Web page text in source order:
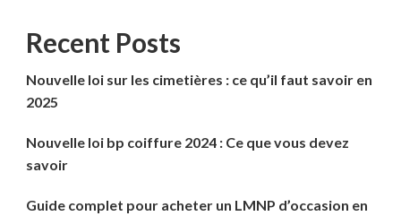
Recent Posts
Nouvelle loi sur les cimetières : ce qu’il faut savoir en
2025
Nouvelle loi bp coiffure 2024 : Ce que vous devez
savoir
Guide complet pour acheter un LMNP d’occasion en